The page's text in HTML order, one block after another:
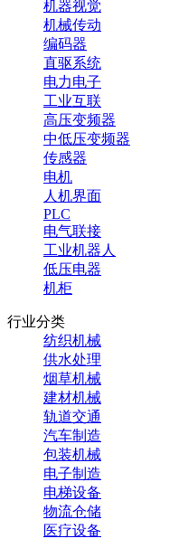
机器视觉
机械传动
编码器
直驱系统
电力电子
工业互联
高压变频器
中低压变频器
传感器
电机
人机界面
PLC
电气联接
工业机器人
低压电器
机柜
行业分类
纺织机械
供水处理
烟草机械
建材机械
轨道交通
汽车制造
包装机械
电子制造
电梯设备
物流仓储
医疗设备